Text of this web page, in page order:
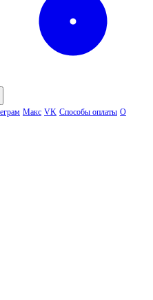
Макс VK Способы оплаты О